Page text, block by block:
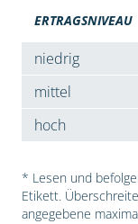
ERTRAGSNIVEAU
niedrig
mittel
hoch
* Lesen und
Etikett.
angegebene